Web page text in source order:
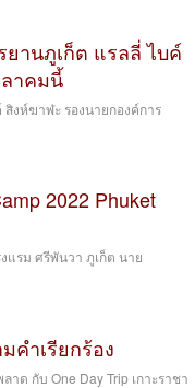
านภูเก็ต แรลลี่ ไบค์
าคมนี้
งห์ฆาฬะ รองนายกองค์การ
2022 Phuket
แรม ศรีพันวา ภูเก็ต นาย
คำเรียกร้อง
าด กับ One Day Trip เกาะราชา